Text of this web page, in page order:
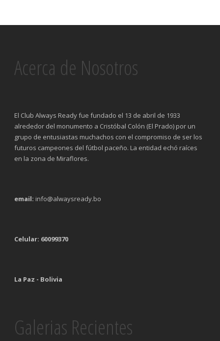
Acerca de Nosotros
El Club Always Ready fue fundado el 13 de abril de 1933
alrededor del monumento a Cristóbal Colón (El Prado) por un
grupo de entusiastas muchachos con el compromiso de ser los
futuros campeones del fútbol paceño. La entidad echó raíces
en la zona de Miraflores.
email: info@alwaysready.bo
Celular: 60099370
La Paz - Bolivia
Galerias Recientes